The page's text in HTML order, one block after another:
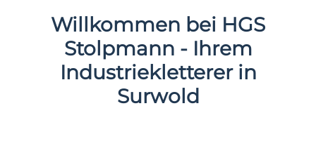
Willkommen bei HGS
Stolpmann - Ihrem
Industriekletterer in
Surwold